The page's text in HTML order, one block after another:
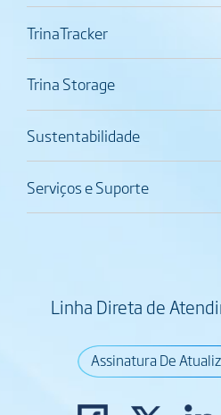
TrinaTracker
Trina Storage
Sustentabilidade
Serviços e Suporte
Linha Direta de
Assinatura De